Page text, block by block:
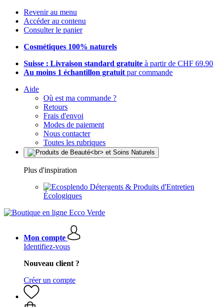
Revenir au menu
Accéder au contenu
Consulter le panier
Cosmétiques 100% naturels
Suisse : Livraison standard gratuite à partir de CHF 69.90
Au moins 1 échantillon gratuit par commande
Aide
Où est ma commande ?
Retours
Frais d'envoi
Modes de paiement
Nous contacter
Toutes les rubriques
Plus d'inspiration
Détergents & Produits d'Entretien
Écologiques
Mon compte
Identifiez-vous
Nouveau client ?
Créer un compte